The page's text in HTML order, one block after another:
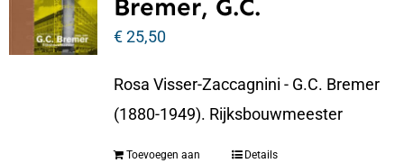
Bremer, G.C.
€25,50
Rosa Visser-Zaccagnini - G.C. Bremer
(1880-1949). Rijksbouwmeester
Toevoegen aan
Details